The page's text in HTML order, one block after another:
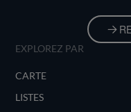
EXPLOREZ PAR
CARTE
LISTES